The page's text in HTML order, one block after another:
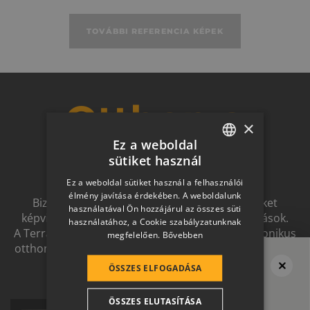
TOVÁBBI REFERENCIA KÉPEK
Megvan a tető?
Ne felejtsd el
Otthon a
jövőben
Biztonságot nyújtó, és magas esztétikai értéket
képviselő, egymással szinergiát alkotó megoldások.
A Terrán ernyőmárkának köszönhetően a harmonikus
otthon átfogó, egymásra épülő rendszerelemek révén
ölthet formát.
HUNGARIAN
SLOVAK
GERMAN
ROMANIAN
CROATIAN
SR
×
Ez a weboldal
sütiket használ
Ez a weboldal sütiket használ a felhasználói
élmény javítása érdekében. A weboldalunk
használatával Ön hozzájárul az összes süti
használatához, a Cookie szabályzatunknak
megfelelően. Bővebben
ÖSSZES ELFOGADÁSA
ÖSSZES ELUTASÍTÁSA